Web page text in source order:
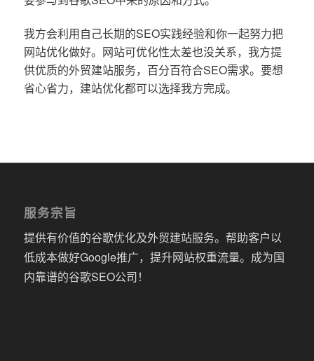
我方会利用自己长期的SEO实践经验和你一起努力把
网站优化做好。网站可优化性太差也没关系，我方提
供优质的外贸建站服务，百分百符合SEO需求。要想
省心省力，建站优化都可以选择我方完成。
服务宗旨
提供有价值的谷歌优化及外贸建站服务。帮助客户以
低成本做好Google推广，提升网站权重流量。成为国
内靠谱的谷歌SEO公司！